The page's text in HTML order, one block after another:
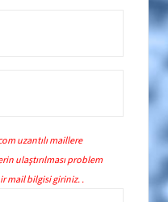
uzantılı maillere
ulaştırılması problem
mail bilgisi giriniz. .